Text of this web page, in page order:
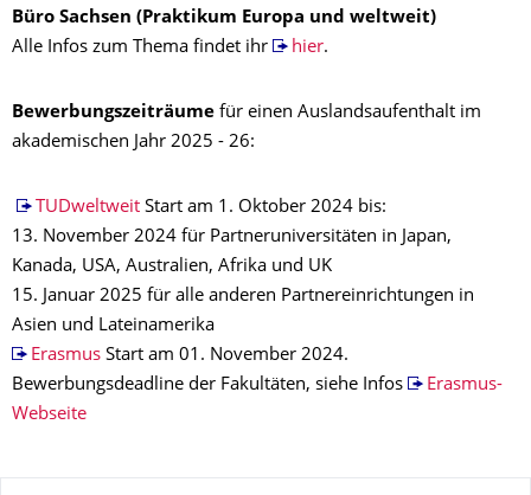
Büro Sachsen (Praktikum Europa und weltweit)
Alle Infos zum Thema findet ihr
hier.
Bewerbungszeiträume für einen Auslandsaufenthalt im
akademischen Jahr 2025 - 26:
TUDweltweitStart am 1. Oktober 2024 bis:
13. November 2024 für Partneruniversitäten in Japan,
Kanada, USA, Australien, Afrika und UK
15. Januar 2025 für alle anderen Partnereinrichtungen in
Asien und Lateinamerika
ErasmusStart am 01. November 2024.
Bewerbungsdeadline der Fakultäten, siehe Infos
Erasmus-
Webseite